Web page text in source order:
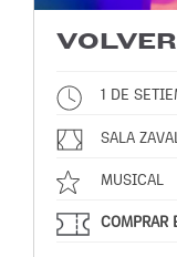
1 DE
SALA
MUSICAL
COMPRAR